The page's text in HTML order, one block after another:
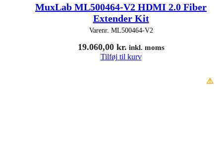
MuxLab ML500464-V2 HDMI 2.0 Fiber
Extender Kit
Varenr. ML500464-V2
19.060,00 kr. inkl. moms
Tilføj til kurv
⚠️